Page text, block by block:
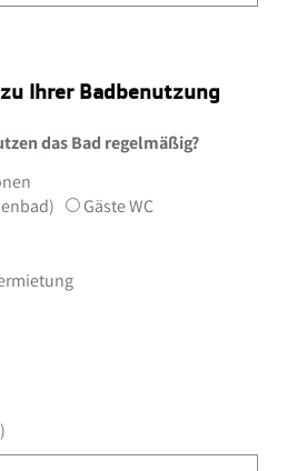
Ihrer Badbenutzung
das Bad regelmäßig?
Gäste WC